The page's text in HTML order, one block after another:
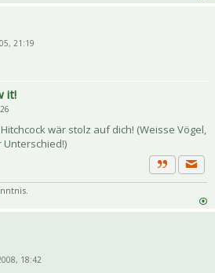
21:19
it!
wär stolz auf dich! (Weisse Vögel,
Unterschied!)
Zitat
18:42